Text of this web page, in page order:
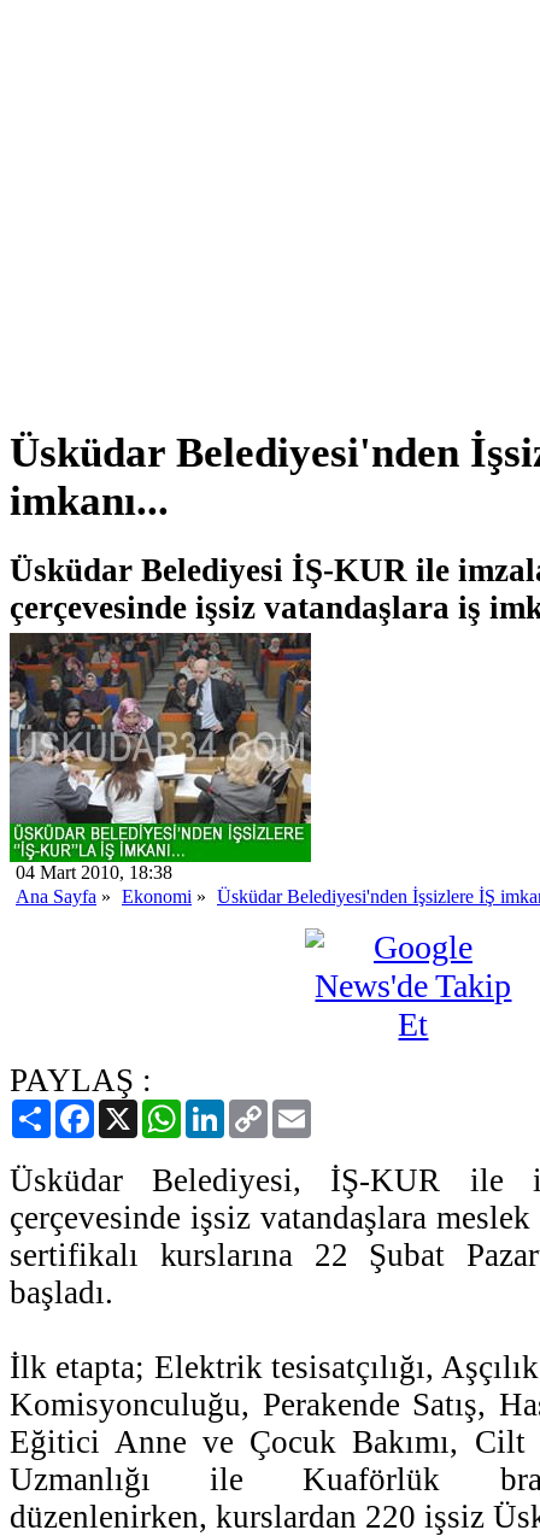
Üsküdar Belediyesi'nden
imkanı...
Üsküdar Belediyesi İŞ-KUR ile
çerçevesinde işsiz vatandaşlara iş
04 Mart 2010, 18:38
Ana Sayfa » Ekonomi » Üsküdar Belediyesi'nden İşsizlere İŞ
PAYLAŞ :
PaylaşFacebook
X WhatsAppLinkedIn
Copy
Link
Üsküdar Belediyesi, İŞ-KUR ile
çerçevesinde işsiz vatandaşlara
sertifikalı kurslarına 22 Şubat
başladı.
İlk etapta; Elektrik tesisatçılığı,
Komisyonculuğu, Perakende Satış,
Eğitici Anne ve Çocuk Bakımı, Cilt
Uzmanlığı ile Kuaförlük
düzenlenirken, kurslardan 220 işsiz